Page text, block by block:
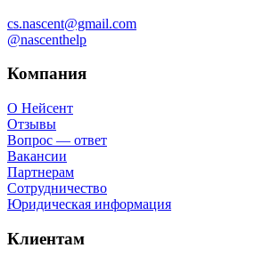
cs.nascent@gmail.com
@nascenthelp
Компания
О Нейсент
Отзывы
Вопрос — ответ
Вакансии
Партнерам
Сотрудничество
Юридическая информация
Клиентам